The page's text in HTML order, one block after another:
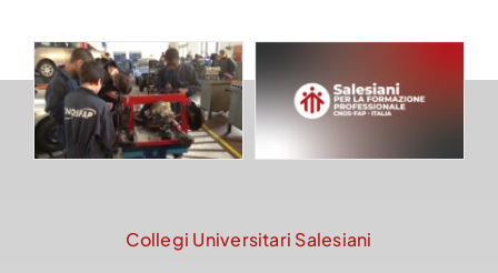
Collegi Universitari Salesiani